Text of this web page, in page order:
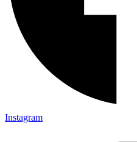
Instagram